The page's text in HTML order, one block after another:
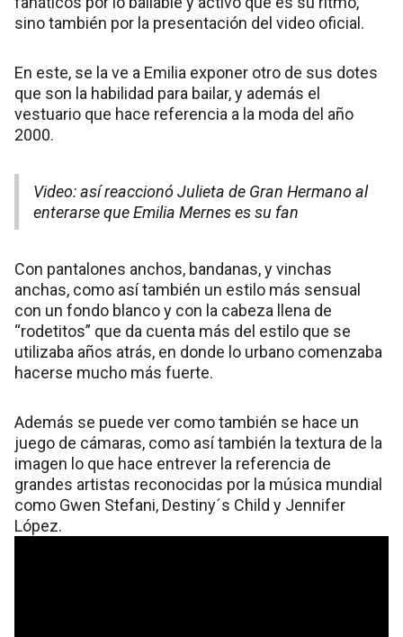
sino también por la presentación del video oficial.
En este, se la ve a Emilia exponer otro de sus dotes
que son la habilidad para bailar, y además el
vestuario que hace referencia a la moda del año
2000.
Video: así reaccionó Julieta de Gran Hermano al
enterarse que Emilia Mernes es su fan
Con pantalones anchos, bandanas, y vinchas
anchas, como así también un estilo más sensual
con un fondo blanco y con la cabeza llena de
“rodetitos” que da cuenta más del estilo que se
utilizaba años atrás, en donde lo urbano comenzaba
hacerse mucho más fuerte.
Además se puede ver como también se hace un
juego de cámaras, como así también la textura de la
imagen lo que hace entrever la referencia de
grandes artistas reconocidas por la música mundial
como Gwen Stefani, Destiny´s Child y Jennifer
López.